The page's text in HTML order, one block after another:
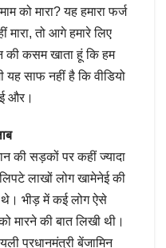
को मारा? यह हमारा फर्ज
मारा, तो आगे हमारे लिए
की कसम खाता हूं कि हम
यह साफ नहीं है कि वीडियो
और।
की सड़कों पर कहीं ज्यादा
लाखों लोग खामेनेई की
भीड़ में कई लोग ऐसे
मारने की बात लिखी थी।
प्रधानमंत्री बेंजामिन